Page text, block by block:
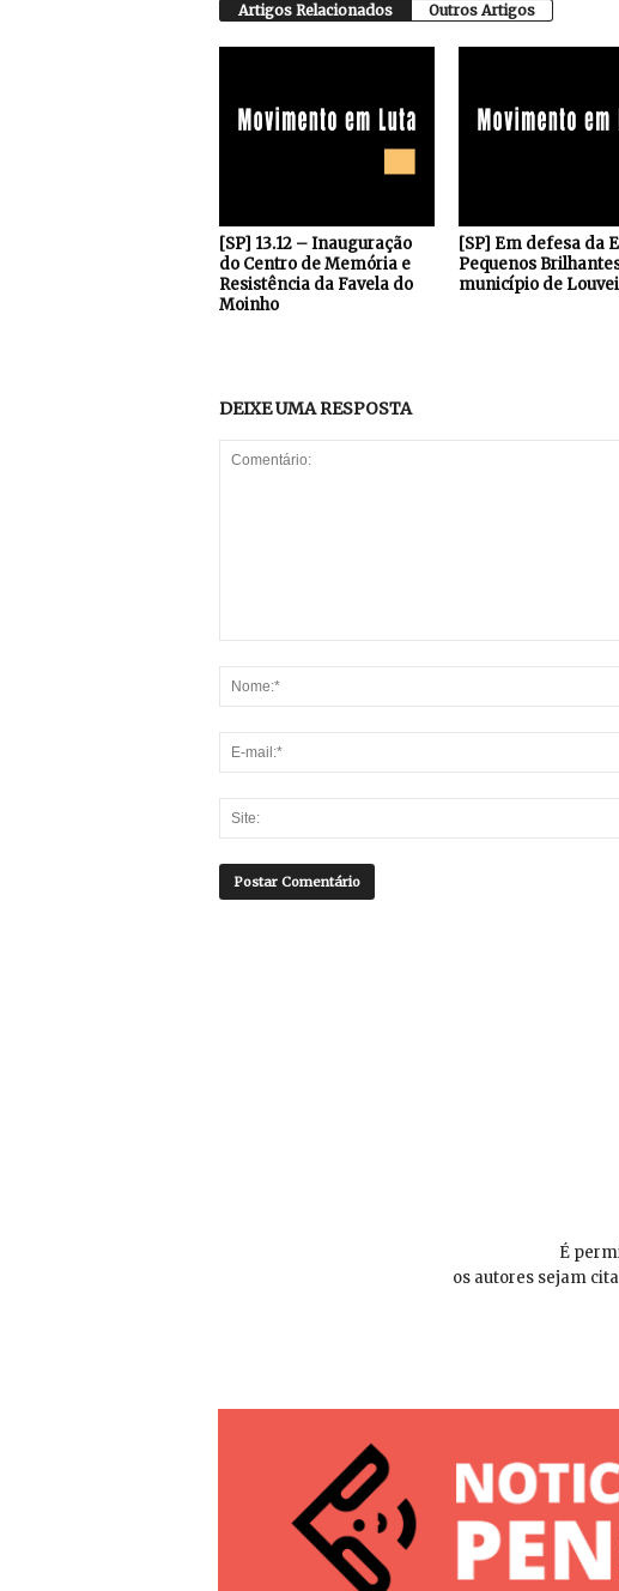
Artigos Relacionados Outros Artigos
[SP] 13.12 – Inauguração
do Centro de Memória e
Resistência da Favela do
Moinho
[SP] Em defesa da
Pequenos
município de
DEIXE UMA RESPOSTA
É
os autores sejam